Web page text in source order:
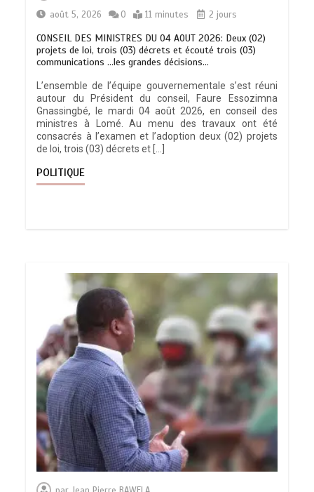
août 5, 2026
0 11 minutes 2 jours
CONSEIL DES MINISTRES DU 04 AOUT 2026: Deux (02)
projets de loi, trois (03) décrets et écouté trois (03)
communications …les grandes décisions…
L’ensemble de l’équipe gouvernementale s’est réuni
autour du Président du conseil, Faure Essozimna
Gnassingbé, le mardi 04 août 2026, en conseil des
ministres à Lomé. Au menu des travaux ont été
consacrés à l’examen et l’adoption deux (02) projets
de loi, trois (03) décrets et […]
POLITIQUE
RECHERCHE ET INNOVATION: Le Togo